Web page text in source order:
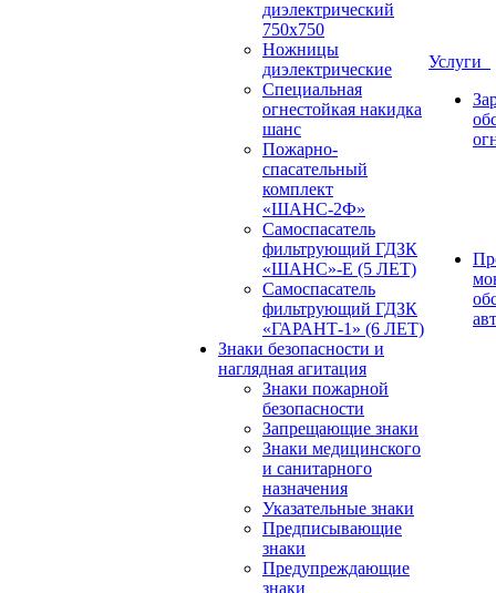
диэлектрический
750х750
Ножницы
диэлектрические
Специальная
огнестойкая накидка
шанс
Пожарно-
спасательный
комплект
«ШАНС-2Ф»
Самоспасатель
фильтрующий ГДЗК
«ШАНС»-Е (5 ЛЕТ)
Самоспасатель
фильтрующий ГДЗК
«ГАРАНТ-1» (6 ЛЕТ)
Знаки безопасности и
наглядная агитация
Знаки пожарной
безопасности
Запрещающие знаки
Знаки медицинского
и санитарного
назначения
Указательные знаки
Предписывающие
знаки
Предупреждающие
знаки
Услуги